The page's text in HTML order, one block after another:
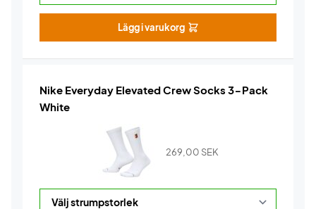
Lägg i varukorg
Nike Everyday Elevated Crew Socks 3-Pack
White
269,00 SEK